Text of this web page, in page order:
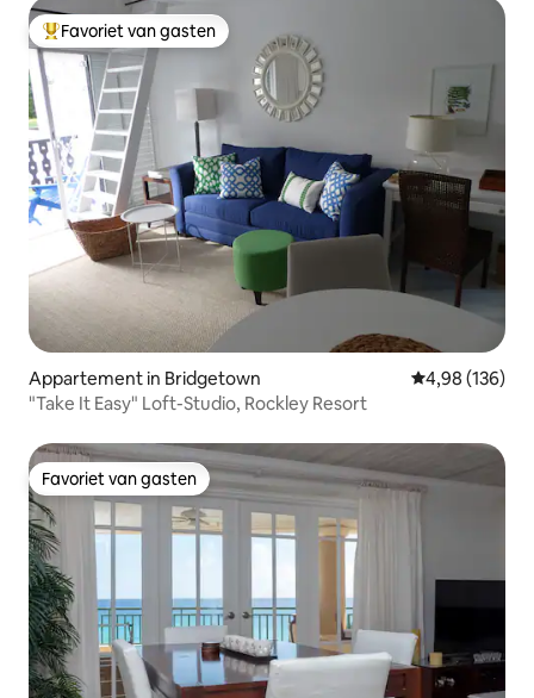
Topfavoriet van gasten
Favoriet van gasten
Appartement in Bridgetown Gemiddelde
4,98 (136)
"Take It Easy" Loft-Studio, Rockley Resort
Favoriet van gasten
Favoriet van gasten